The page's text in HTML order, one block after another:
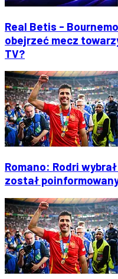
Real Betis -
obejrzeć mecz
TV?
Romano: Rodri
został